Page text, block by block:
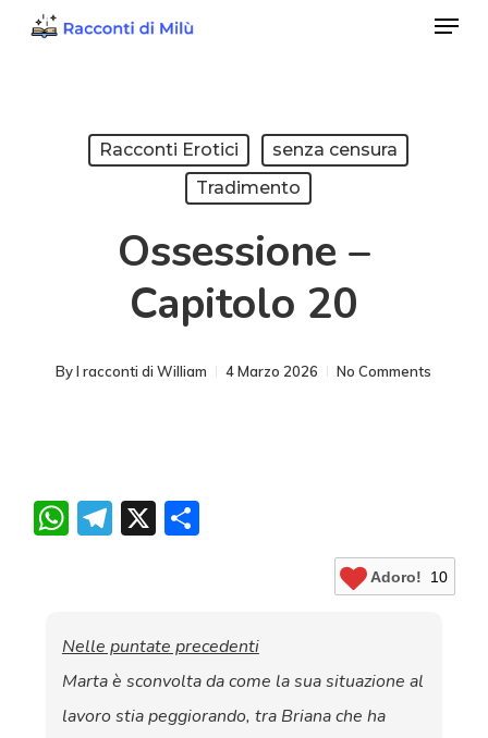
Menu
Racconti Erotici
senza censura
Tradimento
Ossessione –
Capitolo 20
By I racconti di William 4 Marzo 2026 No Comments
WhatsApp
Telegram
X Condividi
Adoro! 10
Nelle puntate precedenti
Marta è sconvolta da come la sua situazione al
lavoro stia peggiorando, tra Briana che ha